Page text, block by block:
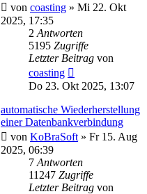
von coasting » Mi 22. Okt
2025, 17:35
2 Antworten
5195 Zugriffe
Letzter Beitrag von
coasting
Do 23. Okt 2025, 13:07
automatische Wiederherstellung
einer Datenbankverbindung
von KoBraSoft » Fr 15. Aug
2025, 06:39
7 Antworten
11247 Zugriffe
Letzter Beitrag von